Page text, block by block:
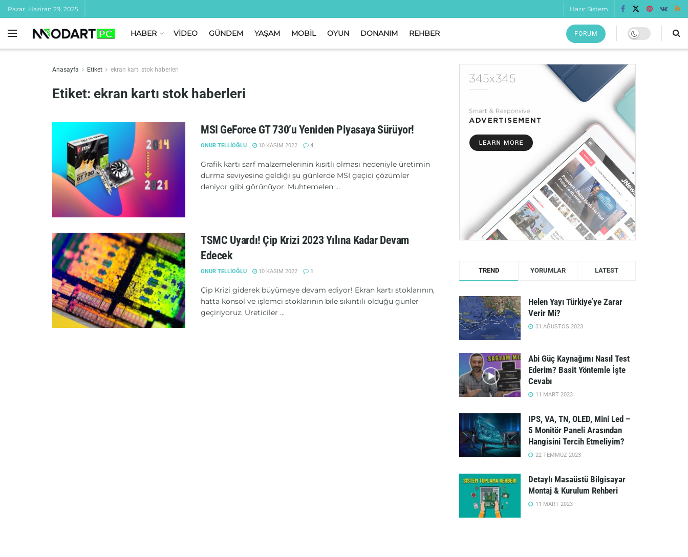
Pazar, Haziran 29, 2025 Hazır Sistem
HABER VİDEO GÜNDEM YAŞAM MOBİL OYUN DONANIM REHBER FORUM
Anasayfa Etiket ekran kartı stok haberleri
Etiket: ekran kartı stok haberleri
MSI GeForce GT 730’u Yeniden Piyasaya Sürüyor!
ONUR TELLIOĞLU 10 KASIM 2022 4
Grafik kartı sarf malzemelerinin kısıtlı olması nedeniyle üretimin
durma seviyesine geldiği şu günlerde MSI geçici çözümler
deniyor gibi görünüyor. Muhtemelen ...
TSMC Uyardı! Çip Krizi 2023 Yılına Kadar Devam
Edecek
ONUR TELLIOĞLU 10 KASIM 2022 1
Çip Krizi giderek büyümeye devam ediyor! Ekran kartı stoklarının,
hatta konsol ve işlemci stoklarının bile sıkıntılı olduğu günler
geçiriyoruz. Üreticiler ...
TREND YORUMLAR LATEST
Helen Yayı Türkiye’ye Zarar
Verir Mi?
31 AĞUSTOS 2023
Abi Güç Kaynağımı Nasıl Test
Ederim? Basit Yöntemle İşte
Cevabı
11 MART 2023
IPS, VA, TN, OLED, Mini Led –
5 Monitör Paneli Arasından
Hangisini Tercih Etmeliyim?
22 TEMMUZ 2023
Detaylı Masaüstü Bilgisayar
Montaj & Kurulum Rehberi
11 MART 2023